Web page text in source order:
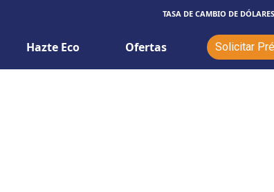
TASA DE CAMBIO DE DÓLARES
Hazte Eco Ofertas Solicitar